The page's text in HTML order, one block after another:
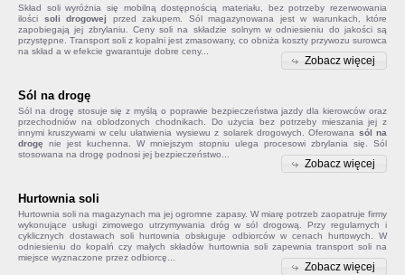
Skład soliwyróżnia się mobilną dostępnością materiału, bez potrzeby rezerwowania
ilości soli drogowej przed zakupem. Sól magazynowana jest w warunkach, które
zapobiegają jej zbrylaniu. Ceny soli na składzie solnym w odniesieniu do jakości są
przystępne. Transport soli z kopalni jest zmasowany, co obniża koszty przywozu surowca
na skład a w efekcie gwarantuje dobre ceny...
Zobacz więcej
Sól na drogę
Sól na drogę stosuje się z myślą o poprawie bezpieczeństwa jazdy dla kierowców oraz
przechodniów na oblodzonych chodnikach. Do użycia bez potrzeby mieszania jej z
innymi kruszywami w celu ułatwienia wysiewu z solarek drogowych. Oferowana sól na
drogę nie jest kuchenna. W mniejszym stopniu ulega procesowi zbrylania się. Sól
stosowana na drogę podnosi jej bezpieczeństwo...
Zobacz więcej
Hurtownia soli
Hurtownia soli na magazynach ma jej ogromne zapasy. W miarę potrzeb zaopatruje firmy
wykonujące usługi zimowego utrzymywania dróg w sól drogową. Przy regularnych i
cyklicznych dostawach soli hurtownia obsługuje odbiorców w cenach hurtowych. W
odniesieniu do kopalń czy małych składów hurtownia solizapewnia transport soli na
miejsce wyznaczone przez odbiorcę...
Zobacz więcej